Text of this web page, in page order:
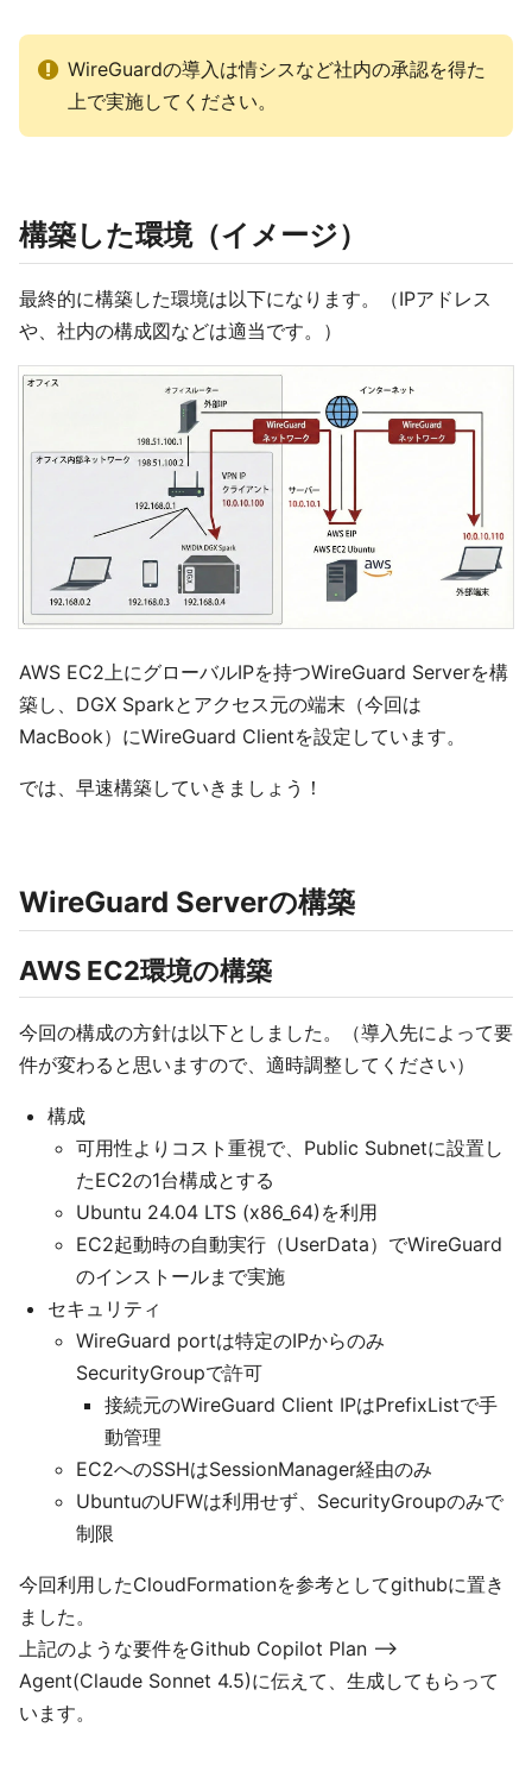
WireGuardの導入は情シスなど社内の承認を得た
上で実施してください。
構築した環境（イメージ）
最終的に構築した環境は以下になります。（IPアドレス
や、社内の構成図などは適当です。）
AWS EC2上にグローバルIPを持つWireGuard Serverを構
築し、DGX Sparkとアクセス元の端末（今回は
MacBook）にWireGuard Clientを設定しています。
では、早速構築していきましょう！
WireGuard Serverの構築
AWS EC2環境の構築
今回の構成の方針は以下としました。（導入先によって要
件が変わると思いますので、適時調整してください）
構成
可用性よりコスト重視で、Public Subnetに設置し
たEC2の1台構成とする
Ubuntu 24.04 LTS (x86_64)を利用
EC2起動時の自動実行（UserData）でWireGuard
のインストールまで実施
セキュリティ
WireGuard portは特定のIPからのみ
SecurityGroupで許可
接続元のWireGuard Client IPはPrefixListで手
動管理
EC2へのSSHはSessionManager経由のみ
UbuntuのUFWは利用せず、SecurityGroupのみで
制限
今回利用したCloudFormationを参考としてgithubに置き
ました。
上記のような要件をGithub Copilot Plan -->
Agent(Claude Sonnet 4.5)に伝えて、生成してもらって
います。